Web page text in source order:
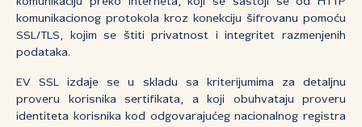
komunikacionog protokola kroz konekciju šifrovanu pomoću
SSL/TLS, kojim se štiti privatnost i integritet razmenjenih
podataka.
EV SSL izdaje se u skladu sa kriterijumima za detaljnu
proveru korisnika sertifikata, a koji obuhvataju proveru
identiteta korisnika kod odgovarajućeg nacionalnog registra